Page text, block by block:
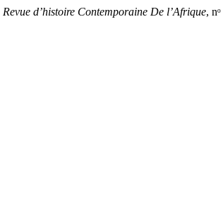
Revue d’histoire Contemporaine De l’Afrique,